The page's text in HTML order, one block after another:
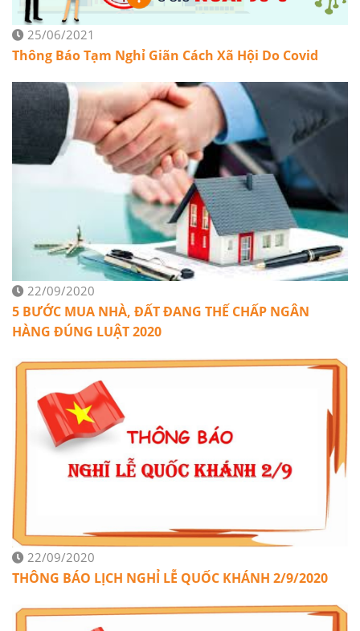
25/06/2021
Thông Báo Tạm Nghỉ Giãn Cách Xã Hội Do Covid
22/09/2020
5 BƯỚC MUA NHÀ, ĐẤT ĐANG THẾ CHẤP NGÂN
HÀNG ĐÚNG LUẬT 2020
22/09/2020
THÔNG BÁO LỊCH NGHỈ LỄ QUỐC KHÁNH 2/9/2020